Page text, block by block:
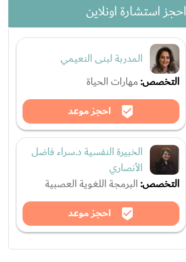
احجز استشارة اونلاين
المدربة لبنى النعيمي
التخصص:مهارات الحياة
احجز موعد
الخبيرة النفسية د.سراء فاضل
الأنصاري
التخصص:البرمجة اللغوية العصبية
احجز موعد